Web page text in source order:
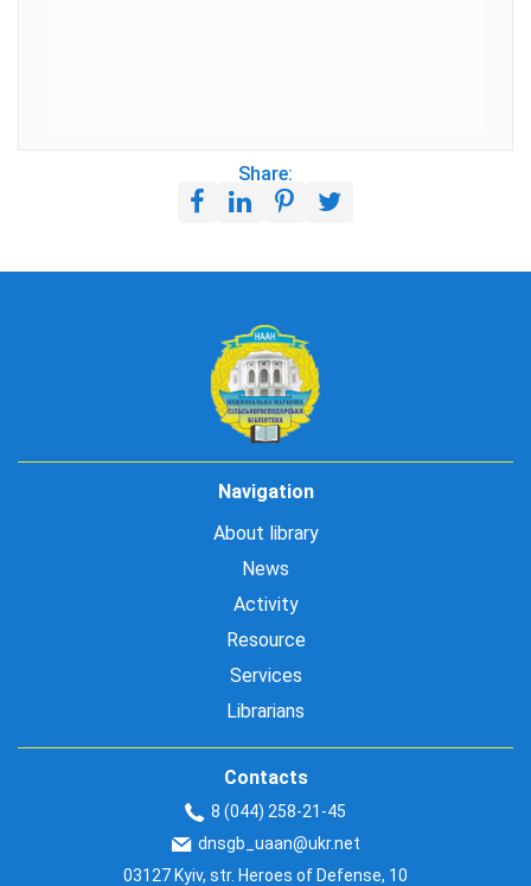
Share:
Navigation
About library
News
Activity
Resource
Services
Librarians
Contacts
8 (044) 258-21-45
dnsgb_uaan@ukr.net
03127 Kyiv, str. Heroes of Defense, 10